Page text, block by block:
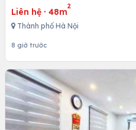
Liên hệ · 48m
2
Thành phố Hà Nội
8 giờ trước